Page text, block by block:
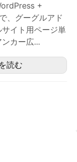
+
、グーグルアド
イト用ページ単
カー広...
読む